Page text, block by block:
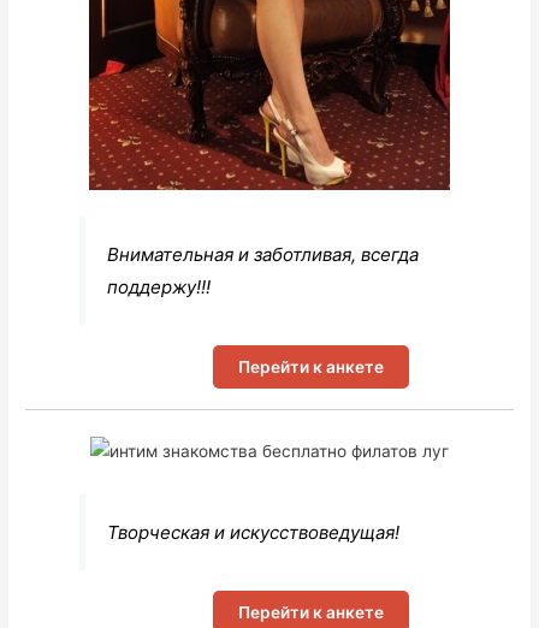
Внимательная и заботливая, всегда
поддержу!!!
Перейти к анкете
Творческая и искусствоведущая!
Перейти к анкете